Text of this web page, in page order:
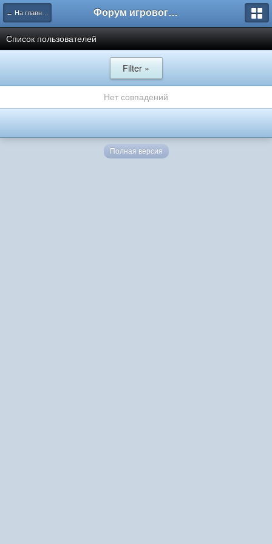
← На главную Форум игрового проекта Riverrise
Список пользователей
Filter »
Нет совпадений
Полная версия